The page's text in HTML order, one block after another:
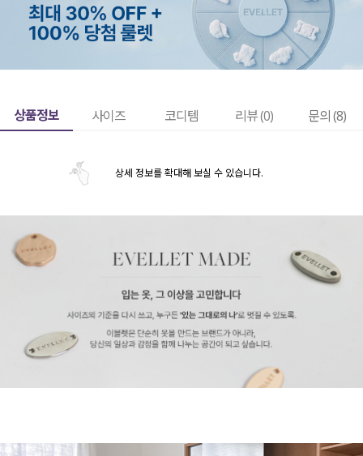
상품정보 사이즈 코디템 리뷰 (0) 문의 (8)
상세 정보를 확대해 보실 수 있습니다.